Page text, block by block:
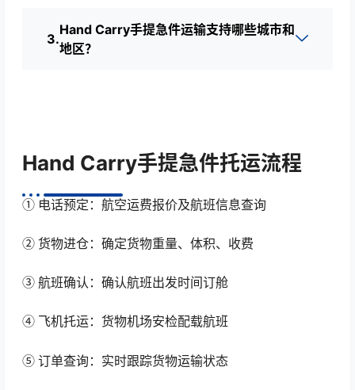
Hand Carry手提急件运输支持哪些城市和
地区？
Hand Carry手提急件托运流程
① 电话预定：航空运费报价及航班信息查询
② 货物进仓：确定货物重量、体积、收费
③ 航班确认：确认航班出发时间订舱
④ 飞机托运：货物机场安检配载航班
⑤ 订单查询：实时跟踪货物运输状态